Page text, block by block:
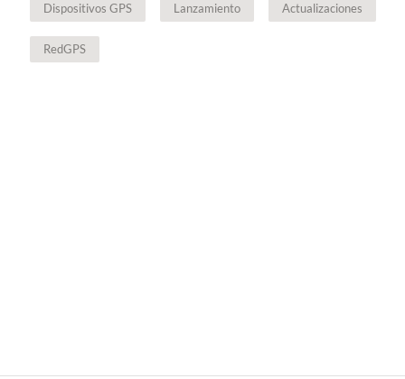
Dispositivos GPS Lanzamiento Actualizaciones
RedGPS